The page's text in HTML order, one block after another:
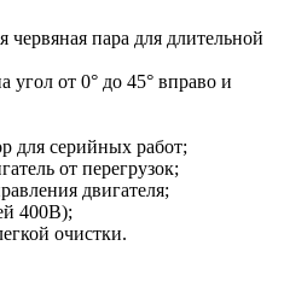
пара для длительной
угол от 0° до 45° вправо и
для серийных работ;
от перегрузок;
двигателя;
400В);
очистки.